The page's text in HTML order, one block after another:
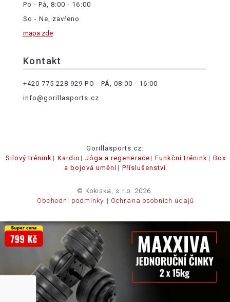
Po - Pá, 8:00 - 16:00
So - Ne, zavřeno
mapa zde
Kontakt
+420 775 228 929 PO - PÁ, 08:00 - 16:00
info@gorillasports.cz
Gorillasports.cz:
Silový trénink
Kardio Jóga a regenerace Funkční trénink
Box
a bojová umění
Příslušenství
© Kokiska, s.r.o. 2026.
Obchodní podmínky
Ochrana osobních údajů